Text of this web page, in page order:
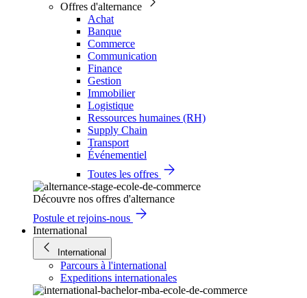
Offres d'alternance
Achat
Banque
Commerce
Communication
Finance
Gestion
Immobilier
Logistique
Ressources humaines (RH)
Supply Chain
Transport
Événementiel
Toutes les offres
Découvre nos offres d'alternance
Postule et rejoins-nous
International
International
Parcours à l'international
Expeditions internationales